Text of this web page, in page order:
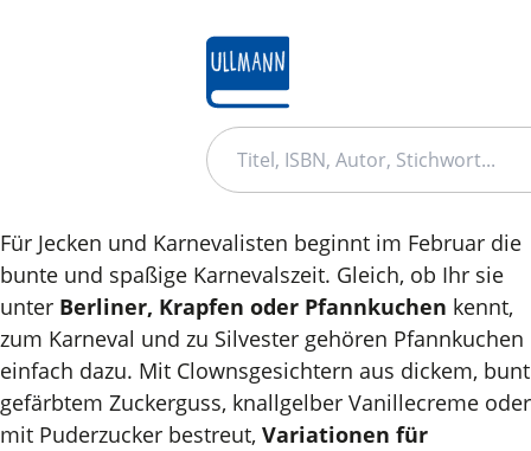
reise soundbuch
wassermalbuch
Für Jecken und Karnevalisten beginnt im Februar die
bunte und spaßige Karnevalszeit. Gleich, ob Ihr sie
unter Berliner, Krapfen oder Pfannkuchen kennt,
zum Karneval und zu Silvester gehören Pfannkuchen
einfach dazu. Mit Clownsgesichtern aus dickem, bunt
gefärbtem Zuckerguss, knallgelber Vanillecreme oder
mit Puderzucker bestreut, Variationen für